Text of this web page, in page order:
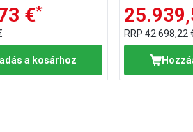
€*
a kosárhoz
RRP42.698,22